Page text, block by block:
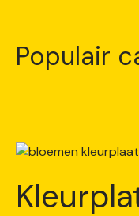
Populair